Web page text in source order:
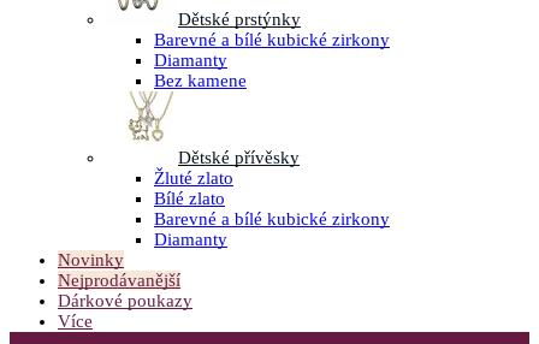
Dětské prstýnky
Barevné a bílé kubické zirkony
Diamanty
Bez kamene
Dětské přívěsky
Žluté zlato
Bílé zlato
Barevné a bílé kubické zirkony
Diamanty
Novinky
Nejprodávanější
Dárkové poukazy
Více